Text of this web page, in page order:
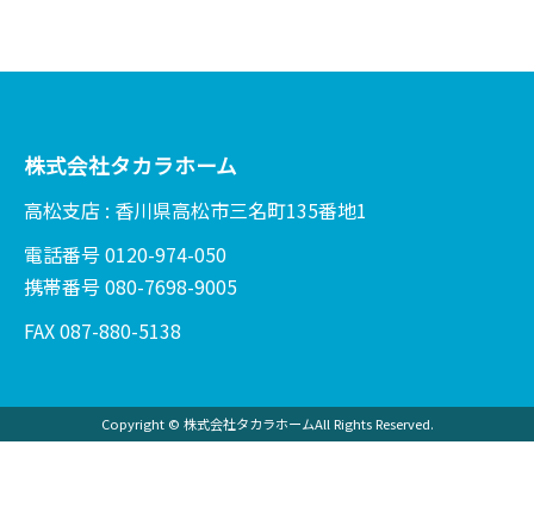
株式会社タカラホーム
高松支店 : 香川県高松市三名町135番地1
電話番号 0120-974-050
携帯番号 080-7698-9005
FAX 087-880-5138
Copyright © 株式会社タカラホームAll Rights Reserved.